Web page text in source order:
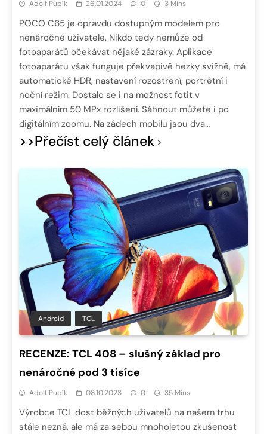
Adolf Pupík 26.01.2024 0 3 Mins
POCO C65 je opravdu dostupným modelem pro
nenáročné uživatele. Nikdo tedy nemůže od
fotoaparátů očekávat nějaké zázraky. Aplikace
fotoaparátu však funguje překvapivě hezky svižně, má
automatické HDR, nastavení rozostření, portrétní i
noční režim. Dostalo se i na možnost fotit v
maximálním 50 MPx rozlišení. Sáhnout můžete i po
digitálním zoomu. Na zádech mobilu jsou dva…
>>Přečíst celý článek
Android TCL
RECENZE: TCL 408 – slušný základ pro
nenáročné pod 3 tisíce
Adolf Pupík 08.10.2023 0 35 Mins
Výrobce TCL dost běžných uživatelů na našem trhu
stále nezná, ale má za sebou mnoholetou zkušenost